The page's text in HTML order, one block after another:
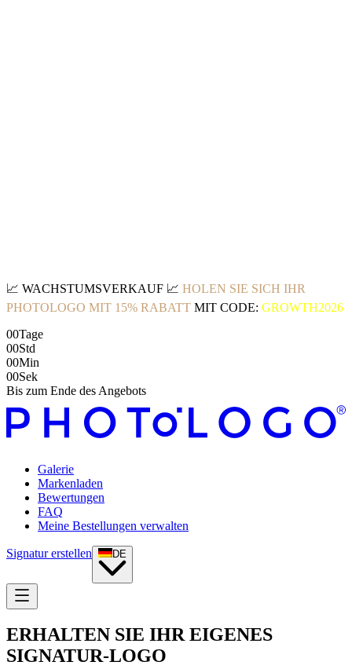
📈 WACHSTUMSVERKAUF 📈 HOLEN SIE SICH IHR
PHOTOLOGO MIT 15% RABATT MIT CODE: GROWTH2026
00Tage
00Std
00Min
00Sek
Bis zum Ende des Angebots
Galerie
Markenladen
Bewertungen
FAQ
Meine Bestellungen verwalten
Signatur erstellen DE
ERHALTEN SIE IHR EIGENES
SIGNATUR-LOGO